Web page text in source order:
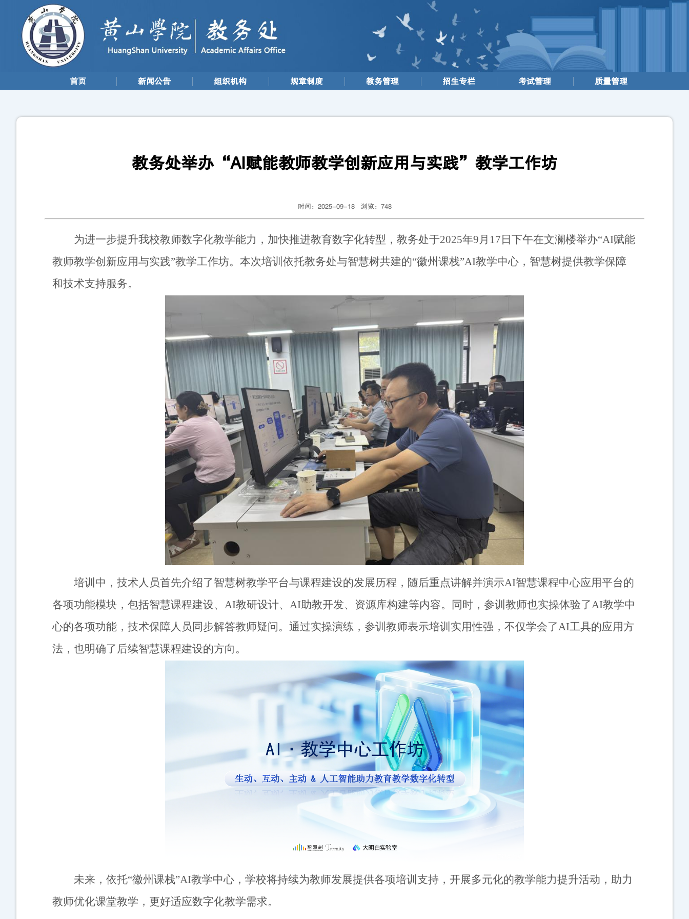
首页 新闻公告 组织机构 规章制度 教务管理 招生专栏 考试管理 质量管理
教务处举办“AI赋能教师教学创新应用与实践”教学工作坊
时间：2025-09-18 浏览： 748
为进一步提升我校教师数字化教学能力，加快推进教育数字化转型，教务处于2025年9月 17 日下午在文澜楼举办“AI赋能
教师教学创新应用与实践”教学工作坊。本次培训依托教务处与智慧树共建的“徽州课栈”AI教学中心，智慧树提供教学保障
和技术支持服务。
培训中，技术人员首先介绍了智慧树教学平台与课程建设的发展历程，随后重点讲解并演示AI智慧课程中心应用平台的
各项功能模块，包括智慧课程建设、 AI教研设计、 AI助教开发、资源库构建等内容。同时，参训教师也实操体验了AI教学中
心的各项功能，技术保障人员同步解答教师疑问。通过实操演练，参训教师表示培训实用性强，不仅学会了AI工具的应用方
法，也明确了后续智慧课程建设的方向。
未来，依托“徽州课栈”AI教学中心，学校将持续为教师发展提供各项培训支持，开展多元化的教学能力提升活动，助力
教师优化课堂教学，更好适应数字化教学需求。